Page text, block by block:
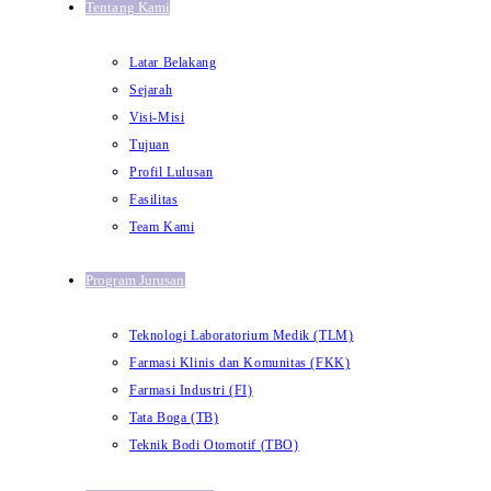
Tentang Kami
Latar Belakang
Sejarah
Visi-Misi
Tujuan
Profil Lulusan
Fasilitas
Team Kami
Program Jurusan
Teknologi Laboratorium Medik (TLM)
Farmasi Klinis dan Komunitas (FKK)
Farmasi Industri (FI)
Tata Boga (TB)
Teknik Bodi Otomotif (TBO)